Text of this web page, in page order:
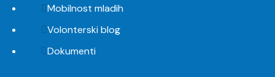
Mobilnost mladih
Volonterski blog
Dokumenti